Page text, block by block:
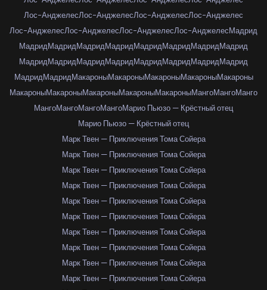
Лос-АнджелесЛос-АнджелесЛос-АнджелесЛос-Анджелес
Лос-АнджелесЛос-АнджелесЛос-АнджелесЛос-АнджелесМадрид
МадридМадридМадридМадридМадридМадридМадридМадрид
МадридМадридМадридМадридМадридМадридМадридМадрид
МадридМадридМакароныМакароныМакароныМакароныМакароны
МакароныМакароныМакароныМакароныМакароныМангоМангоМанго
МангоМангоМангоМангоМарио Пьюзо — Крёстный отец
Марио Пьюзо — Крёстный отец
Марк Твен — Приключения Тома Сойера
Марк Твен — Приключения Тома Сойера
Марк Твен — Приключения Тома Сойера
Марк Твен — Приключения Тома Сойера
Марк Твен — Приключения Тома Сойера
Марк Твен — Приключения Тома Сойера
Марк Твен — Приключения Тома Сойера
Марк Твен — Приключения Тома Сойера
Марк Твен — Приключения Тома Сойера
Марк Твен — Приключения Тома Сойера